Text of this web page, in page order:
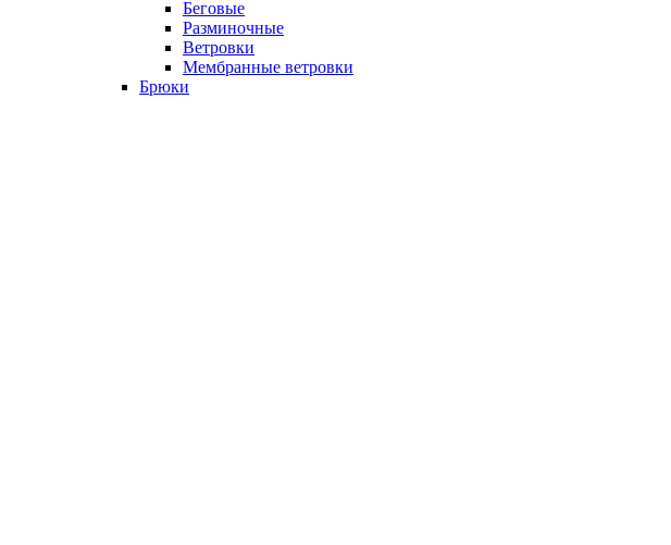
Беговые
Разминочные
Ветровки
Мембранные ветровки
Брюки